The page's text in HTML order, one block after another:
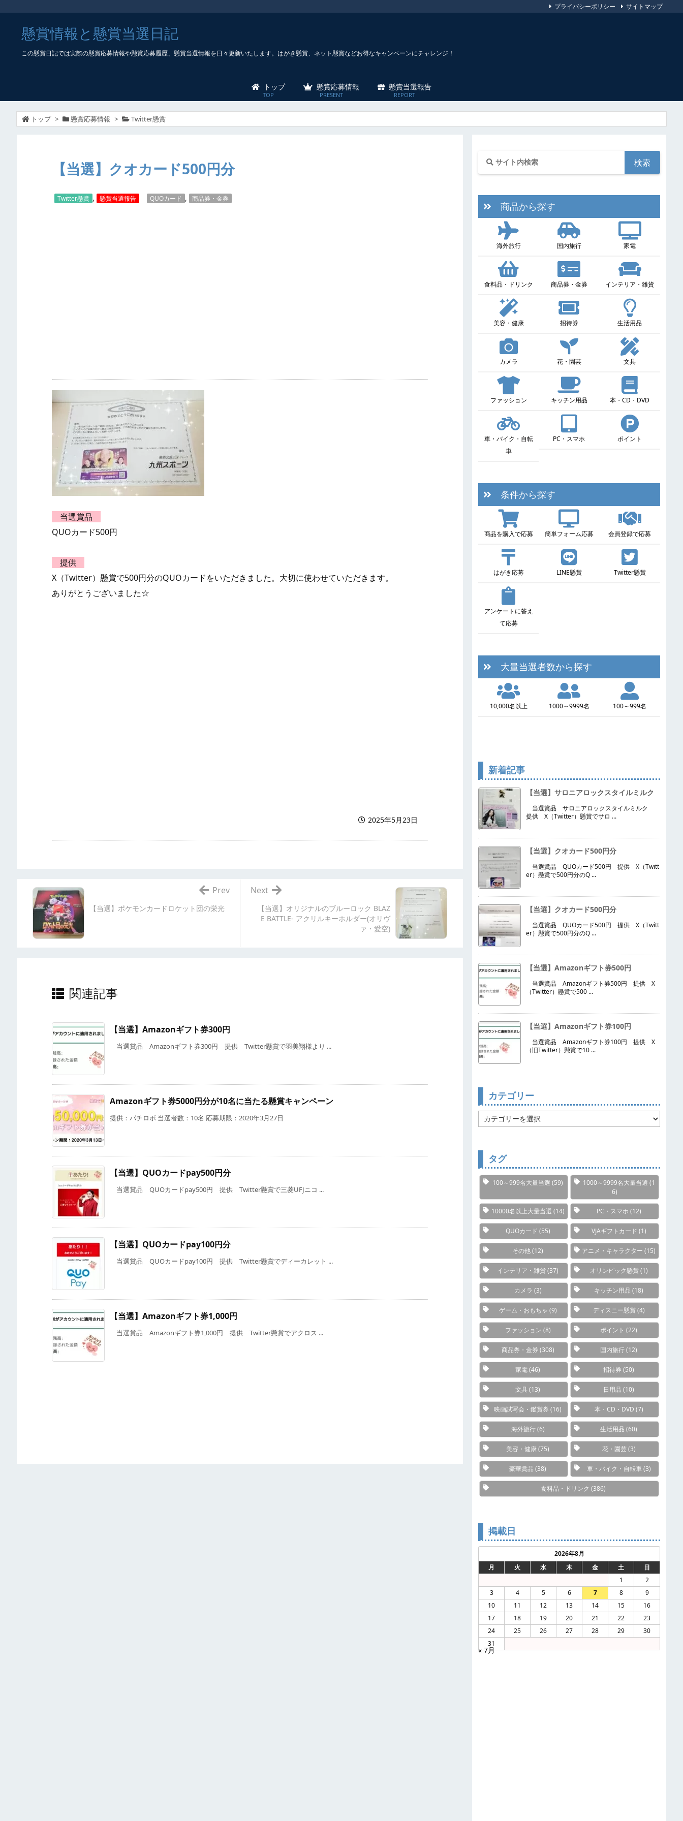
懸賞情報と懸賞当選日記
この懸賞日記では実際の懸賞応募情報や懸賞応募履歴、懸賞当選情報を日々更新いたします。はがき懸賞、ネット懸賞などお得なキャンペーンにチャレンジ！
トップ 懸賞応募情報 懸賞当選報告
プライバシーポリシー サイトマップ
トップ > 懸賞応募情報 > Twitter懸賞
【当選】クオカード500円分
Twitter懸賞 , 懸賞当選報告 QUOカード , 商品券・金券
当選賞品
QUOカード500円
提供
X（Twitter）懸賞で500円分のQUOカードをいただきました。大切に使わせていただきます。
ありがとうございました☆
2025年5月23日
【当選】オリジナルのブルーロック BLAZ
E BATTLE- アクリルキーホルダー(オリヴ
ァ・愛空)
Next
【当選】ポケモンカードロケット団の栄光
Prev
関連記事
【当選】Amazonギフト券300円
当選賞品 Amazonギフト券300円 提供 Twitter懸賞で羽美翔様より ...
Amazonギフト券5000円分が10名に当たる懸賞キャンペーン
提供：パチロボ 当選者数：10名 応募期限：2020年3月27日
【当選】QUOカードpay500円分
当選賞品 QUOカードpay500円 提供 Twitter懸賞で三菱UFJニコ ...
【当選】QUOカードpay100円分
当選賞品 QUOカードpay100円 提供 Twitter懸賞でディーカレット ...
【当選】Amazonギフト券1,000円
当選賞品 Amazonギフト券1,000円 提供 Twitter懸賞でアクロス ...
商品から探す
海外旅行 国内旅行 家電
食料品・ドリンク 商品券・金券 インテリア・雑貨
美容・健康 招待券 生活用品
カメラ 花・園芸 文具
ファッション キッチン用品 本・CD・DVD
車・バイク・自転
車
PC・スマホ ポイント
条件から探す
商品を購入で応募 簡単フォーム応募 会員登録で応募
はがき応募 LINE懸賞 Twitter懸賞
アンケートに答え
て応募
大量当選者数から探す
10,000名以上 1000～9999名 100～999名
新着記事
【当選】サロニアロックスタイルミルク
当選賞品 サロニアロックスタイルミルク
提供 X（Twitter）懸賞でサロ ...
【当選】クオカード500円分
当選賞品 QUOカード500円 提供 X（Twitt
er）懸賞で500円分のQ ...
【当選】クオカード500円分
当選賞品 QUOカード500円 提供 X（Twitt
er）懸賞で500円分のQ ...
【当選】Amazonギフト券500円
当選賞品 Amazonギフト券500円 提供 X
（Twitter）懸賞で500 ...
【当選】Amazonギフト券100円
当選賞品 Amazonギフト券100円 提供 X
（旧Twitter）懸賞で10 ...
カテゴリー
カ
テ
タグ
100～999名大量当選 (59) 1000～9999名大量当選 (1
6)
10000名以上大量当選 (14) PC・スマホ (12)
QUOカード (55) VJAギフトカード (1)
その他(12) アニメ・キャラクター (15)
インテリア・雑貨(37) オリンピック懸賞(1)
カメラ (3) キッチン用品 (18)
ゲーム・おもちゃ (9) ディスニー懸賞(4)
ファッション (8) ポイント (22)
商品券・金券 (308) 国内旅行(12)
家電(46) 招待券 (50)
文具 (13) 日用品 (10)
映画試写会・鑑賞券 (16) 本・CD・DVD (7)
海外旅行(6) 生活用品 (60)
美容・健康(75) 花・園芸(3)
豪華賞品 (38) 車・バイク・自転車(3)
食料品・ドリンク (386)
掲載日
2026年8月
月
火 水 木 金 土
日
1
2
3
4 5 6 7 8
9
10
11 12 13 14 15
16
17
18 19 20 21 22
23
24
25 26 27 28 29
30
31
« 7月